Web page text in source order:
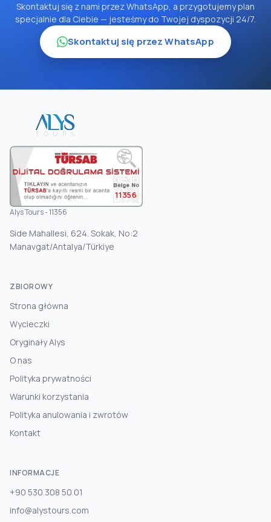
Skontaktuj się z nami przez WhatsApp, a przygotujemy plan
specjalnie dla Ciebie — jesteśmy do Twojej dyspozycji 24/7.
Skontaktuj się przez WhatsApp
11356
Alys Tours - 11356
Side Mahallesi, 624. Sokak, No:2
Manavgat/Antalya/Türkiye
ZBIOROWY
Strona główna
Wycieczki
Oryginały Alys
O nas
Polityka prywatności
Warunki korzystania
Polityka anulowania i zwrotów
Kontakt
INFORMACJE
+90 530 308 50 01
info@alystours.com